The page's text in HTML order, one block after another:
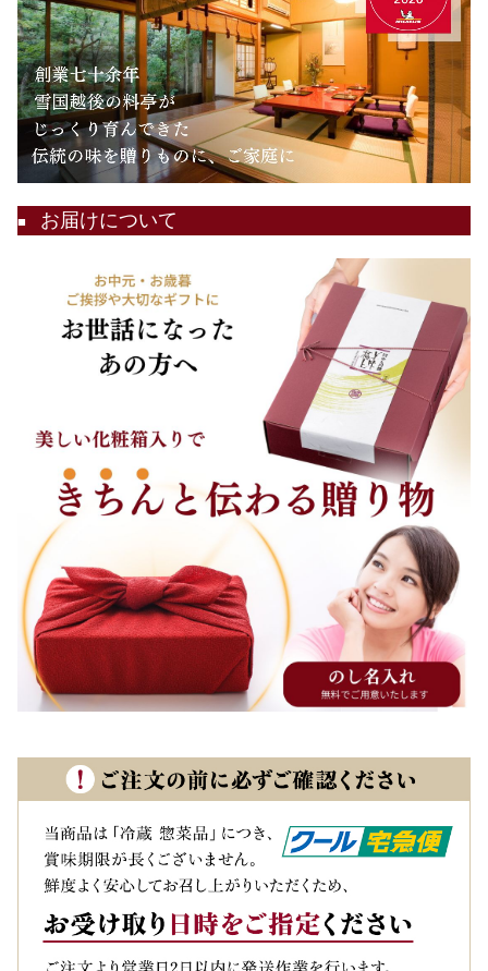
■ お届けについて